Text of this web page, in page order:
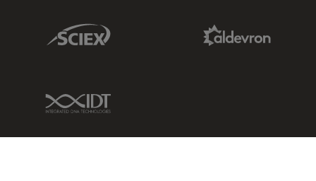
Sciex Link
IDT Link